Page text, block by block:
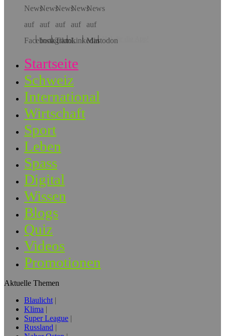
Hol dir die App!
Startseite
Schweiz
International
Wirtschaft
Sport
Leben
Spass
Digital
Wissen
Blogs
Quiz
Videos
Promotionen
Aktuelle Themen
Blaulicht
Klima
Super League
Russland